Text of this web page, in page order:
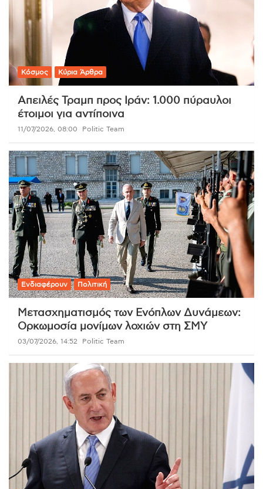
Κόσμος Κύρια Άρθρα
Απειλές Τραμπ προς Ιράν: 1.000 πύραυλοι
έτοιμοι για αντίποινα
11/07/2026, 08:00 Politic Team
Ενδιαφέρουν Πολιτική
Μετασχηματισμός των Ενόπλων Δυνάμεων:
Ορκωμοσία μονίμων λοχιών στη ΣΜΥ
03/07/2026, 14:52 Politic Team